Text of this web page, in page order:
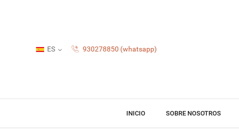
ES 930278850 (whatsapp)
INICIO SOBRE NOSOTROS